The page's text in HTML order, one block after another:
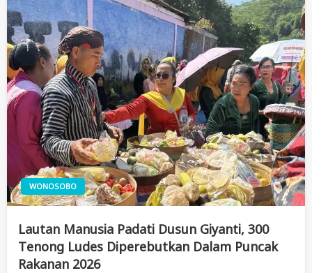
WONOSOBO
Lautan Manusia Padati Dusun Giyanti, 300
Tenong Ludes Diperebutkan Dalam Puncak
Rakanan 2026